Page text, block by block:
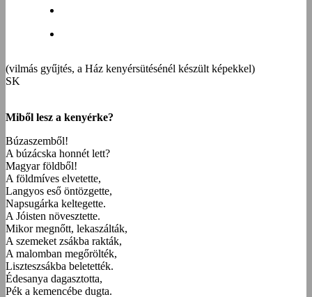
(vilmás gyűjtés, a Ház kenyérsütésénél készült képekkel)
SK
Miből lesz a kenyérke?
Búzaszemből!
A búzácska honnét lett?
Magyar földből!
A földmíves elvetette,
Langyos eső öntözgette,
Napsugárka keltegette.
A Jóisten növesztette.
Mikor megnőtt, lekaszálták,
A szemeket zsákba rakták,
A malomban megőrölték,
Liszteszsákba beletették.
Édesanya dagasztotta,
Pék a kemencébe dugta.